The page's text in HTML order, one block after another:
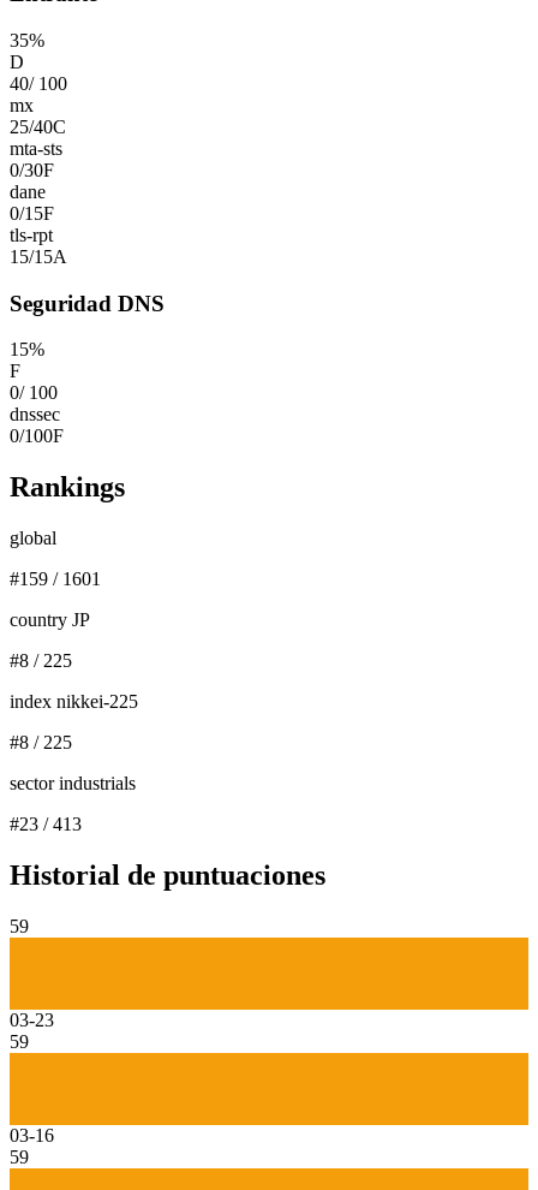
35%
D
40/ 100
mx
25/40C
mta-sts
0/30F
dane
0/15F
tls-rpt
15/15A
Seguridad DNS
15%
F
0/ 100
dnssec
0/100F
Rankings
global
#159 / 1601
country JP
#8 / 225
index nikkei-225
#8 / 225
sector industrials
#23 /413
Historial de puntuaciones
59
03-23
59
03-16
59